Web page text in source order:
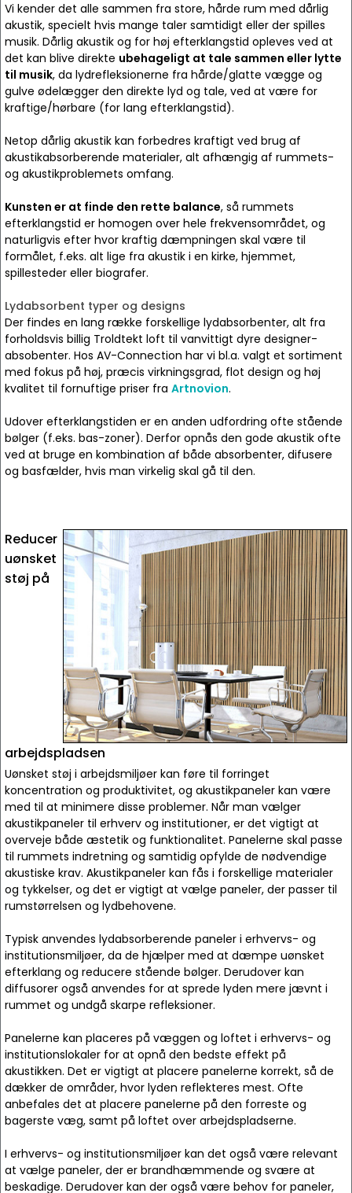
Vi kender det alle sammen fra store, hårde rum med dårlig
akustik, specielt hvis mange taler samtidigt eller der spilles
musik. Dårlig akustik og for høj efterklangstid opleves ved at
det kan blive direkte ubehageligt at tale sammen eller lytte
til musik, da lydrefleksionerne fra hårde/glatte vægge og
gulve ødelægger den direkte lyd og tale, ved at være for
kraftige/hørbare (for lang efterklangstid).
Netop dårlig akustik kan forbedres kraftigt ved brug af
akustikabsorberende materialer, alt afhængig af rummets-
og akustikproblemets omfang.
Kunsten er at finde den rette balance, så rummets
efterklangstid er homogen over hele frekvensområdet, og
naturligvis efter hvor kraftig dæmpningen skal være til
formålet, f.eks. alt lige fra akustik i en kirke, hjemmet,
spillesteder eller biografer.
Lydabsorbent typer og designs
Der findes en lang række forskellige lydabsorbenter, alt fra
forholdsvis billig Troldtekt loft til vanvittigt dyre designer-
absobenter. Hos AV-Connection har vi bl.a. valgt et sortiment
med fokus på høj, præcis virkningsgrad, flot design og høj
kvalitet til fornuftige priser fra Artnovion.
Udover efterklangstiden er en anden udfordring ofte stående
bølger (f.eks. bas-zoner). Derfor opnås den gode akustik ofte
ved at bruge en kombination af både absorbenter, difusere
og basfælder, hvis man virkelig skal gå til den.
Reducer
uønsket
støj på
arbejdspladsen
Uønsket støj i arbejdsmiljøer kan føre til forringet
koncentration og produktivitet, og akustikpaneler kan være
med til at minimere disse problemer. Når man vælger
akustikpaneler til erhverv og institutioner, er det vigtigt at
overveje både æstetik og funktionalitet. Panelerne skal passe
til rummets indretning og samtidig opfylde de nødvendige
akustiske krav. Akustikpaneler kan fås i forskellige materialer
og tykkelser, og det er vigtigt at vælge paneler, der passer til
rumstørrelsen og lydbehovene.
Typisk anvendes lydabsorberende paneler i erhvervs- og
institutionsmiljøer, da de hjælper med at dæmpe uønsket
efterklang og reducere stående bølger. Derudover kan
diffusorer også anvendes for at sprede lyden mere jævnt i
rummet og undgå skarpe refleksioner.
Panelerne kan placeres på væggen og loftet i erhvervs- og
institutionslokaler for at opnå den bedste effekt på
akustikken. Det er vigtigt at placere panelerne korrekt, så de
dækker de områder, hvor lyden reflekteres mest. Ofte
anbefales det at placere panelerne på den forreste og
bagerste væg, samt på loftet over arbejdspladserne.
I erhvervs- og institutionsmiljøer kan det også være relevant
at vælge paneler, der er brandhæmmende og svære at
beskadige. Derudover kan der også være behov for paneler,